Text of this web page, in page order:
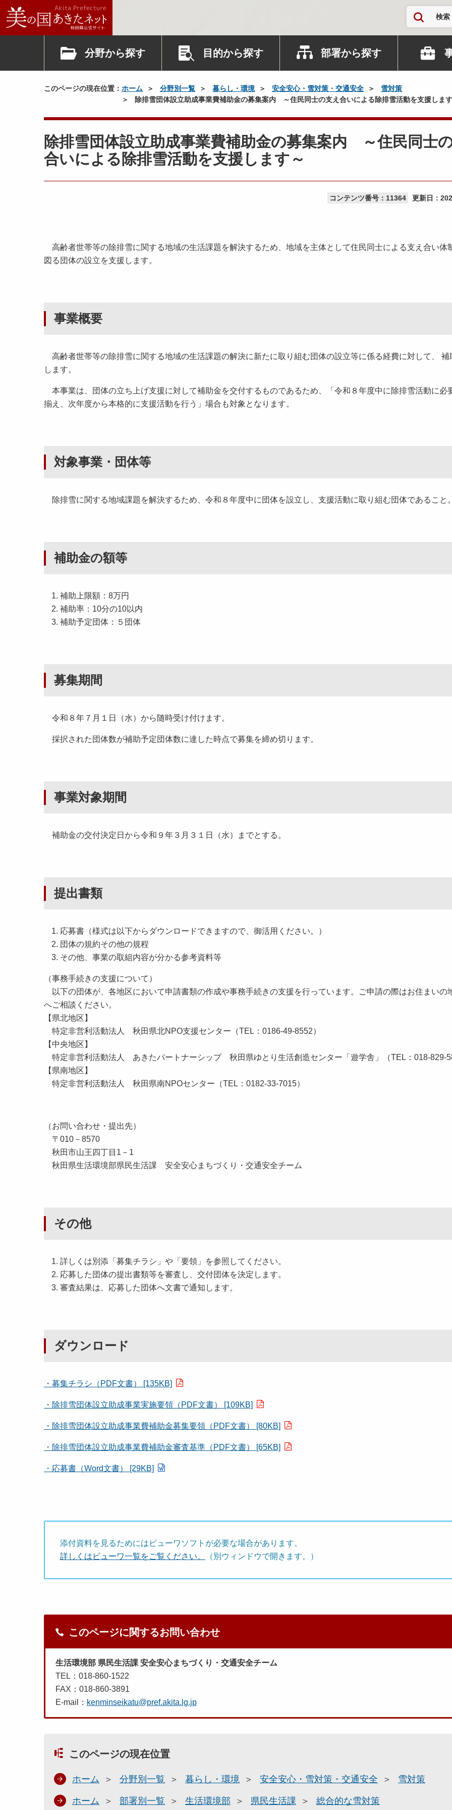
検索
分野から探す 目的から探す 部署から探す
このページの現在位置： ホーム 分野別一覧 暮らし・環境 安全安心・雪対策・交通安全
雪対策
除排雪団体設立助成事業費補助金の募集案内 ～住民同士の支え合いによる除排雪活動を支援しま
除排雪団体設立助成事業費補助金の募集案内 ～住民同士
合いによる除排雪活動を支援します～
コンテンツ番号：11364 更新日：
高齢者世帯等の除排雪に関する地域の生活課題を解決するため、地域を主体として住民同士による支え合い体
図る団体の設立を支援します。
事業概要
高齢者世帯等の除排雪に関する地域の生活課題の解決に新たに取り組む団体の設立等に係る経費に対して、 補
します。
本事業は、団体の立ち上げ支援に対して補助金を交付するものであるため、「令和８年度中に除排雪活動に必
揃え、次年度から本格的に支援活動を行う」場合も対象となります。
対象事業・団体等
除排雪に関する地域課題を解決するため、令和８年度中に団体を設立し、支援活動に取り組む団体であること
補助金の額等
補助上限額：8万円
補助率：10分の10以内
補助予定団体：５団体
募集期間
令和８年７月１日（水）から随時受け付けます。
採択された団体数が補助予定団体数に達した時点で募集を締め切ります。
事業対象期間
補助金の交付決定日から令和９年３月３１日（水）までとする。
提出書類
応募書（様式は以下からダウンロードできますので、御活用ください。）
団体の規約その他の規程
その他、事業の取組内容が分かる参考資料等
（事務手続きの支援について）
以下の団体が、各地区において申請書類の作成や事務手続きの支援を行っています。ご申請の際はお住まいの
へご相談ください。
【県北地区】
特定非営利活動法人 秋田県北NPO支援センター（TEL：0186-49-8552）
【中央地区】
特定非営利活動法人 あきたパートナーシップ 秋田県ゆとり生活創造センター「遊学舎」（TEL：018-829-
【県南地区】
特定非営利活動法人 秋田県南NPOセンター（TEL：0182-33-7015）
（お問い合わせ・提出先）
〒010－8570
秋田市山王四丁目1－1
秋田県生活環境部県民生活課 安全安心まちづくり・交通安全チーム
その他
詳しくは別添「募集チラシ」や「要領」を参照してください。
応募した団体の提出書類等を審査し、交付団体を決定します。
審査結果は、応募した団体へ文書で通知します。
ダウンロード
・募集チラシ（PDF文書） [135KB]
・除排雪団体設立助成事業実施要領（PDF文書） [109KB]
・除排雪団体設立助成事業費補助金募集要領（PDF文書） [80KB]
・除排雪団体設立助成事業費補助金審査基準（PDF文書） [65KB]
・応募書（Word文書） [29KB]
添付資料を見るためにはビューワソフトが必要な場合があります。
詳しくはビューワ一覧をご覧ください。
（別ウィンドウで開きます。）
このページに関するお問い合わせ
生活環境部 県民生活課 安全安心まちづくり・交通安全チーム
TEL：018-860-1522
FAX：018-860-3891
E-mail： kenminseikatu@pref.akita.lg.jp
このページの現在位置
ホーム 分野別一覧 暮らし・環境 安全安心・雪対策・交通安全 雪対策
ホーム 部署別一覧 生活環境部 県民生活課 総合的な雪対策